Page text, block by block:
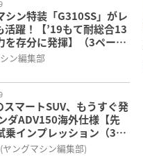
シン特装「G310SS」がレ
活躍！【’19もて耐総合13
を存分に発揮】（3ページ
ン編集部
マートSUV、もうすぐ発
ダADV150海外仕様【先
乗インプレッション（3ペ
ングマシン編集部)